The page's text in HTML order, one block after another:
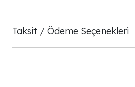
Taksit / Ödeme Seçenekleri